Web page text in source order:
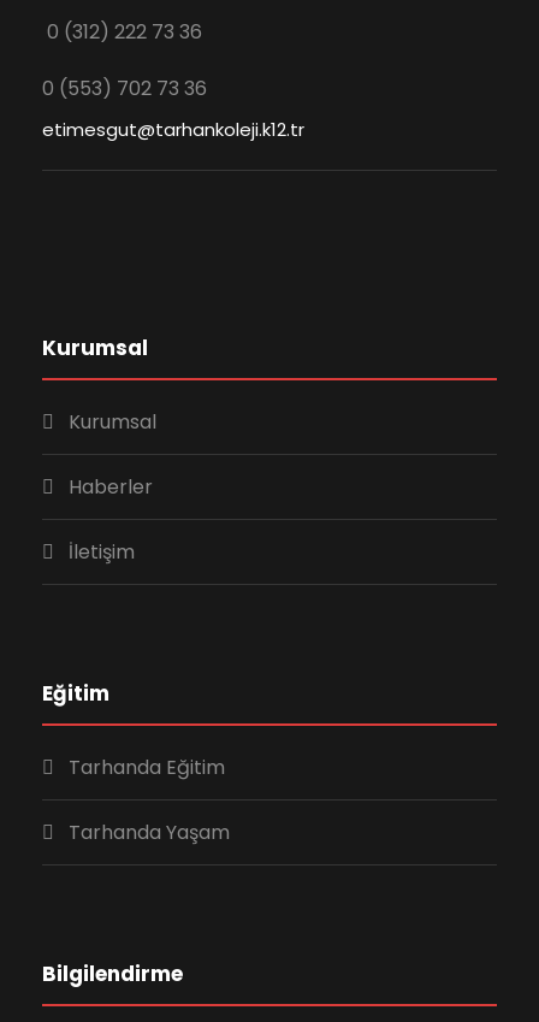
0 (312) 222 73 36
0 (553) 702 73 36
etimesgut@tarhankoleji.k12.tr
Kurumsal
Kurumsal
Haberler
İletişim
Eğitim
Tarhanda Eğitim
Tarhanda Yaşam
Bilgilendirme